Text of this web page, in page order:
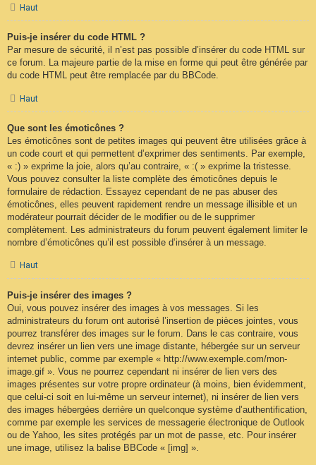
Haut
Puis-je insérer du code HTML ?
Par mesure de sécurité, il n’est pas possible d’insérer du code HTML sur
ce forum. La majeure partie de la mise en forme qui peut être générée par
du code HTML peut être remplacée par du BBCode.
Haut
Que sont les émoticônes ?
Les émoticônes sont de petites images qui peuvent être utilisées grâce à
un code court et qui permettent d’exprimer des sentiments. Par exemple,
« :) » exprime la joie, alors qu’au contraire, « :( » exprime la tristesse.
Vous pouvez consulter la liste complète des émoticônes depuis le
formulaire de rédaction. Essayez cependant de ne pas abuser des
émoticônes, elles peuvent rapidement rendre un message illisible et un
modérateur pourrait décider de le modifier ou de le supprimer
complètement. Les administrateurs du forum peuvent également limiter le
nombre d’émoticônes qu’il est possible d’insérer à un message.
Haut
Puis-je insérer des images ?
Oui, vous pouvez insérer des images à vos messages. Si les
administrateurs du forum ont autorisé l’insertion de pièces jointes, vous
pourrez transférer des images sur le forum. Dans le cas contraire, vous
devrez insérer un lien vers une image distante, hébergée sur un serveur
internet public, comme par exemple « http://www.exemple.com/mon-
image.gif ». Vous ne pourrez cependant ni insérer de lien vers des
images présentes sur votre propre ordinateur (à moins, bien évidemment,
que celui-ci soit en lui-même un serveur internet), ni insérer de lien vers
des images hébergées derrière un quelconque système d’authentification,
comme par exemple les services de messagerie électronique de Outlook
ou de Yahoo, les sites protégés par un mot de passe, etc. Pour insérer
une image, utilisez la balise BBCode « [img] ».